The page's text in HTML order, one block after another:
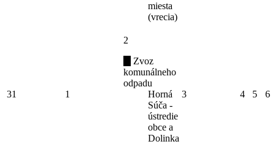
miesta
(vrecia)
31 1
2
Zvoz
komunálneho
odpadu
Horná
Súča -
ústredie
obce a
Dolinka
3 4 5 6